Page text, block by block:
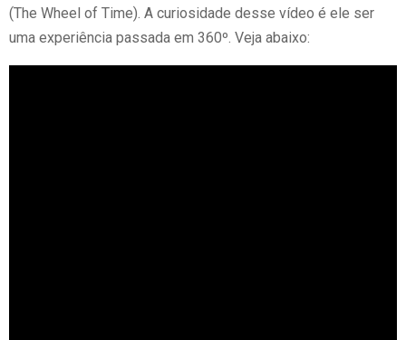
(The Wheel of Time). A curiosidade desse vídeo é ele ser
uma experiência passada em 360º. Veja abaixo: